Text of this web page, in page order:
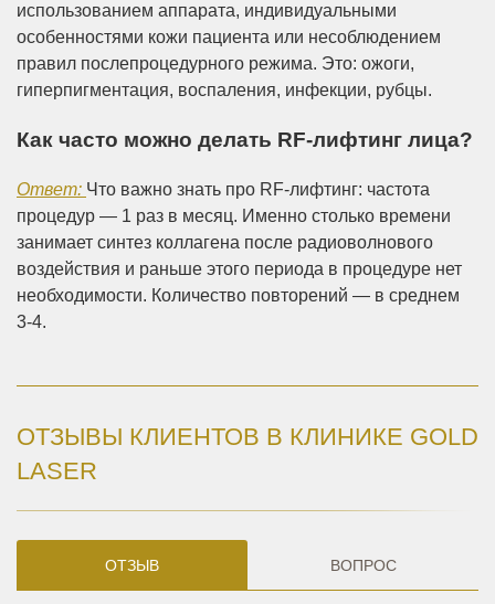
использованием аппарата, индивидуальными
особенностями кожи пациента или несоблюдением
правил послепроцедурного режима. Это: ожоги,
гиперпигментация, воспаления, инфекции, рубцы.
Как часто можно делать RF-лифтинг лица?
Ответ: Что важно знать про RF-лифтинг: частота
процедур — 1 раз в месяц. Именно столько времени
занимает синтез коллагена после радиоволнового
воздействия и раньше этого периода в процедуре нет
необходимости. Количество повторений — в среднем
3-4.
ОТЗЫВЫ КЛИЕНТОВ В КЛИНИКЕ GOLD
LASER
ОТЗЫВ ВОПРОС